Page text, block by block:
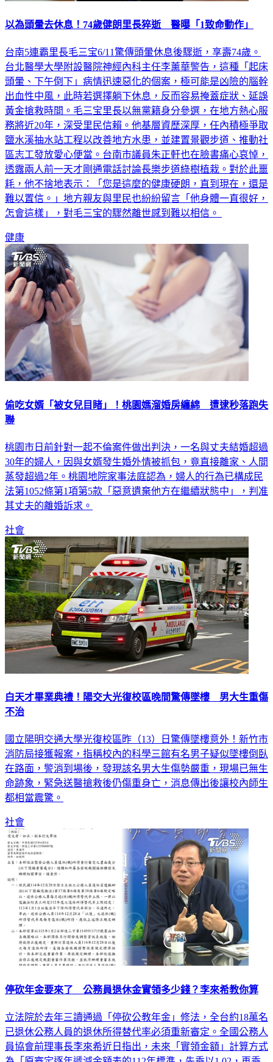
以為頭暈去休息！74歲健朗里長猝逝 醫曝「1致命動作」
台南5連霸里長毛三宝6/11驚傳頭暈休息後驟逝，享壽74歲。
台北醫學大學附設醫院神經內科主任李薰華警告，這種「起床
頭暈、下午倒下」病情迅速惡化的個案，極可能是凶險的腦幹
出血性中風，此時若選擇躺下休息，反而容易掩蓋症狀、延誤
黃金搶救時間。毛三宝里長以無黨籍身分參選，在地方熱心服
務將近20年，深受里民信賴。他基層資歷深厚，任內積極爭取
鹽水溪抽水站工程以改善地方水患，並建置景觀步道、推動社
區志工發放愛心便當。台南市議員朱正軒也在臉書痛心哀悼，
透露兩人前一天才剛通電話討論長樂步道綠樹植栽。對於此噩
耗，他不捨地表示：「您是這麼的健康硬朗，直到現在，還是
難以置信。」地方親友與里民也紛紛留言「他身體一直很好，
怎會這樣」，對毛三宝的驟然離世感到難以相信。
健康
偷吃女婿「被女兒目睹」！桃園媽溜婚房纏綿 遭逮秒落跑失
聯
桃園市日前針對一起不倫案件做出判決，一名與丈夫結婚超過
30年的婦人，因與女婿發生婚外情被抓包，竟直接離家、人間
蒸發超過2年。桃園地院家事法庭認為，婦人的行為已構成民
法第1052條第1項第5款「惡意遺棄他方在繼續狀態中」，判准
其丈夫的離婚訴求。
社會
白天才畢業典禮！陽交大光復校區晚間驚傳墜樓 男大生重傷
不治
國立陽明交通大學光復校區昨（13）日驚傳墜樓意外！新竹市
消防局接獲報案，指稱校內的科學三館有名男子疑似墜樓倒臥
在路面，警消到場後，發現該名男大生傷勢嚴重，現場已無生
命跡象，緊急送醫搶救後仍傷重身亡，消息傳出後讓校內師生
都相當震驚。
社會
停砍年金要來了 公務員退休金實領多少錢？李來希教你算
立法院於去年三讀通過「停砍公教年金」修法，全台約18萬名
已退休公務人員的退休所得替代率必須重新審定。全國公務人
員協會前理事長李來希近日指出，未來「實領金額」計算方式